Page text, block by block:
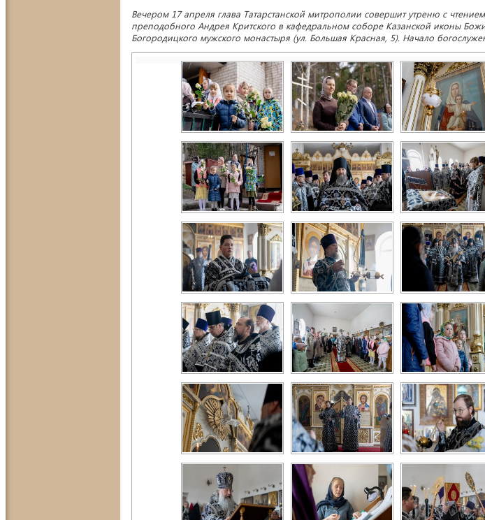
Вечером 17 апреля глава Татарстанской митрополии совершит утреню с
преподобного Андрея Критского в кафедральном соборе Казанской иконы
Богородицкого мужского монастыря (ул. Большая Красная, 5). Начало